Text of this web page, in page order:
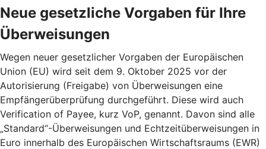
Neue gesetzliche Vorgaben für Ihre
Überweisungen
Wegen neuer gesetzlicher Vorgaben der Europäischen
Union (EU) wird seit dem 9. Oktober 2025 vor der
Autorisierung (Freigabe) von Überweisungen eine
Empfängerüberprüfung durchgeführt. Diese wird auch
Verification of Payee, kurz VoP, genannt. Davon sind alle
„Standard“-Überweisungen und Echtzeitüberweisungen in
Euro innerhalb des Europäischen Wirtschaftsraums (EWR)